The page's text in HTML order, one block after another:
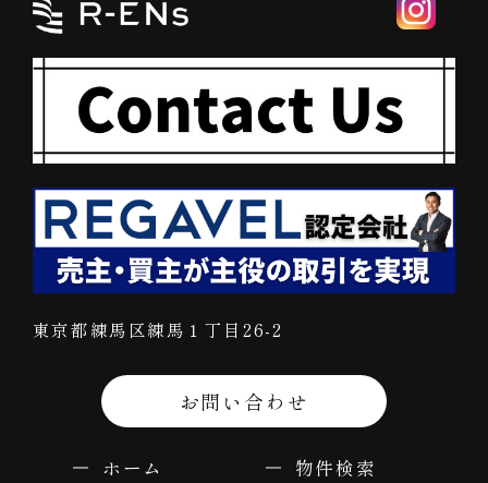
東京都練馬区練馬１丁目26-2
お問い合わせ
ホーム
物件検索